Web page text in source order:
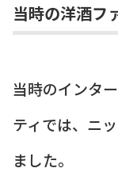
当時の洋酒フ
当時のインタ
ティでは、ニ
ました。